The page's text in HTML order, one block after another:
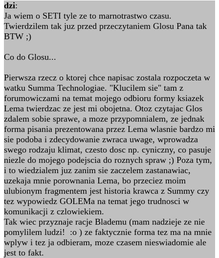
dzi:
Ja wiem o SETI tyle ze to marnotrastwo czasu.
Twierdzilem tak juz przed przeczytaniem Glosu Pana tak
BTW ;)
Co do Glosu...
Pierwsza rzecz o ktorej chce napisac zostala rozpoczeta w
watku Summa Technologiae. "Klucilem sie" tam z
forumowiczami na temat mojego odbioru formy ksiazek
Lema twierdzac ze jest mi obojetna. Otoz czytajac Glos
zdalem sobie sprawe, a moze przypomnialem, ze jednak
forma pisania prezentowana przez Lema wlasnie bardzo mi
sie podoba i zdecydowanie zwraca uwage, wprowadza
swego rodzaju klimat, czesto dosc np. cyniczny, co pasuje
niezle do mojego podejscia do roznych spraw ;) Poza tym,
i to wiedzialem juz zanim sie zaczelem zastanawiac,
uzekaja mnie porownania Lema, bo przeciez moim
ulubionym fragmentem jest historia krawca z Summy czy
tez wypowiedz GOLEMa na temat jego trudnosci w
komunikacji z czlowiekiem.
Tak wiec przyznaje racje Blademu (mam nadzieje ze nie
pomylilem ludzi! :o ) ze faktycznie forma tez ma na mnie
wplyw i tez ja odbieram, moze czasem nieswiadomie ale
jest to fakt.